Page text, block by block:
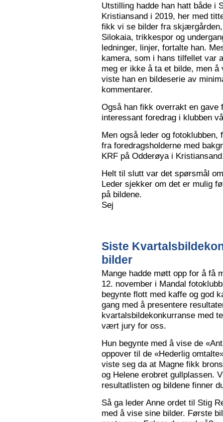
Utstilling hadde han hatt både i
Kristiansand i 2019, her med
fikk vi se bilder fra
Silokaia, trikkespor og
ledninger, linjer, fortalte han.
kamera, som i hans tilfellet var
meg er ikke å ta et bilde, men
viste han en bildeserie av
kommentarer.
Også han fikk overrakt en gave
interessant foredrag i klubben
Men også leder og
fra foredragsholderne med
KRF på Odderøya i
Helt til slutt var det spørsmål
Leder sjekker om det er mulig
på bildene.
Sej
Siste
bilder
Mange hadde møtt opp for å få
12. november i Mandal
begynte flott med kaffe og god
gang med å presentere
kvartalsbildekonkurranse med
vært jury for oss.
Hun begynte med å vise de
oppover til de «Hederlig
viste seg da at Magne fikk
og Helene erobret gullplassen.
resultatlisten og bildene finner
Så ga leder Anne ordet til Stig
med å vise sine bilder. Første